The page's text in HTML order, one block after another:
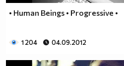
• Human Beings • Progressive •
1 204 04.09.2012